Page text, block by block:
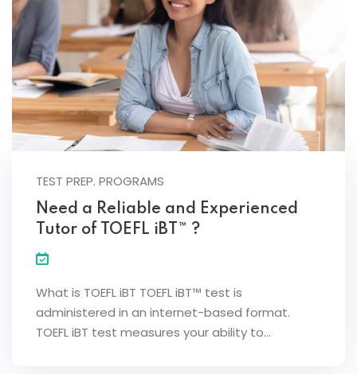
TEST PREP. PROGRAMS
Need a Reliable and Experienced
Tutor of TOEFL iBT™ ?
What is TOEFL iBT TOEFL iBT™ test is
administered in an internet-based format.
TOEFL iBT test measures your ability to…